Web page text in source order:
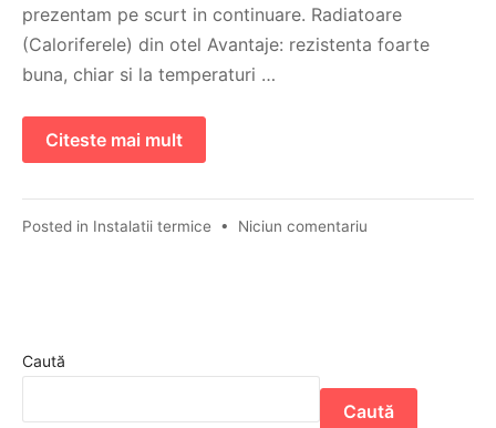
prezentam pe scurt in continuare. Radiatoare
(Caloriferele) din otel Avantaje: rezistenta foarte
buna, chiar si la temperaturi …
Citeste mai mult
Posted in Instalatii termice • Niciun comentariu
Caută
Caută